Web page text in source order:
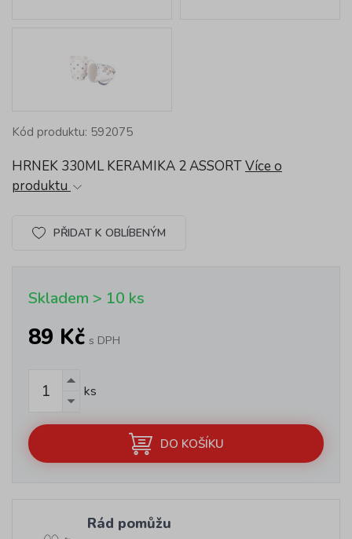
Kód produktu: 592075
HRNEK 330ML KERAMIKA 2 ASSORTVíce o
produktu
PŘIDAT K OBLÍBENÝM
Skladem > 10 ks
89 Kč s DPH
ks
DO KOŠÍKU
Rád pomůžu